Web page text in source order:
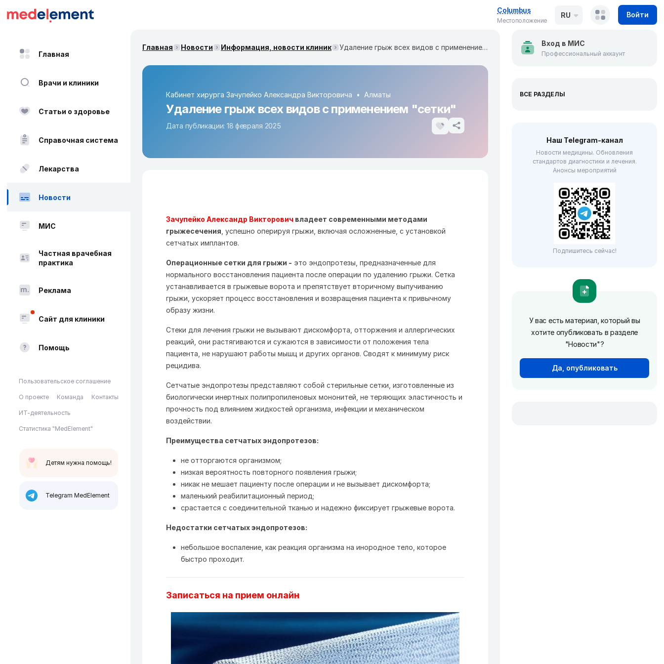
Columbus
Местоположение
RU Войти
Главная
Врачи и клиники
Статьи о здоровье
Справочная система
Лекарства
Новости
МИС
Частная врачебная
практика
Реклама
Сайт для клиники
Помощь
Пользовательское соглашение
О проекте Команда Контакты
ИТ-деятельность
Статистика "MedElement"
Детям нужна помощь!
Telegram MedElement
Главная Новости Информация, новости клиник Удаление грыж всех видов с применением "сетки"
Кабинет хирурга Зачупейко Александра Викторовича Алматы
Удаление грыж всех видов с применением "сетки"
Дата публикации: 18 февраля 2025
Зачупейко Александр Викторович владеет современными методами
грыжесечения , успешно оперируя грыжи, включая осложненные, с установкой
сетчатых имплантов.
Операционные сетки для грыжи - это эндопротезы, предназначенные для
нормального восстановления пациента после операции по удалению грыжи. Сетка
устанавливается в грыжевые ворота и препятствует вторичному выпучиванию
грыжи, ускоряет процесс восстановления и возвращения пациента к привычному
образу жизни.
Стеки для лечения грыжи не вызывают дискомфорта, отторжения и аллергических
реакций, они растягиваются и сужаются в зависимости от положения тела
пациента, не нарушают работы мышц и других органов. Сводят к минимуму риск
рецидива.
Сетчатые эндопротезы представляют собой стерильные сетки, изготовленные из
биологически инертных полипропиленовых мононитей, не теряющих эластичность и
прочность под влиянием жидкостей организма, инфекции и механическом
воздействии.
Преимущества сетчатых эндопротезов:
не отторгаются организмом;
низкая вероятность повторного появления грыжи;
никак не мешает пациенту после операции и не вызывает дискомфорта;
маленький реабилитационный период;
срастается с соединительной тканью и надежно фиксирует грыжевые ворота.
Недостатки сетчатых эндопротезов:
небольшое воспаление, как реакция организма на инородное тело, которое
быстро проходит.
Записаться на прием онлайн
Вход в МИС
Профессиональный аккаунт
ВСЕ РАЗДЕЛЫ
Наш Telegram-канал
Новости медицины. Обновления
стандартов диагностики и лечения.
Анонсы мероприятий
Подпишитесь сейчас!
У вас есть материал, который вы
хотите опубликовать в разделе
"Новости"?
Да, опубликовать